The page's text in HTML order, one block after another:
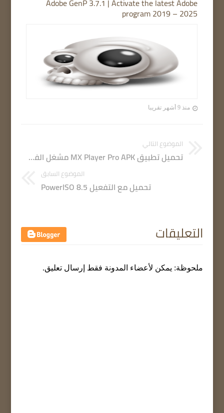
program 2019 – 2025
منذ 9 أشهر تقريبا
الموضوع التالي
تحميل تطبيق MX Player Pro APK مشغل الفيديو بكل الصيغ إصدار مدفوع مجانا للأندرويد
الموضوع السابق
تحميل مع التفعيل PowerISO 8.5
التعليقات
ملحوظة: يمكن لأعضاء المدونة فقط إرسال تعليق.